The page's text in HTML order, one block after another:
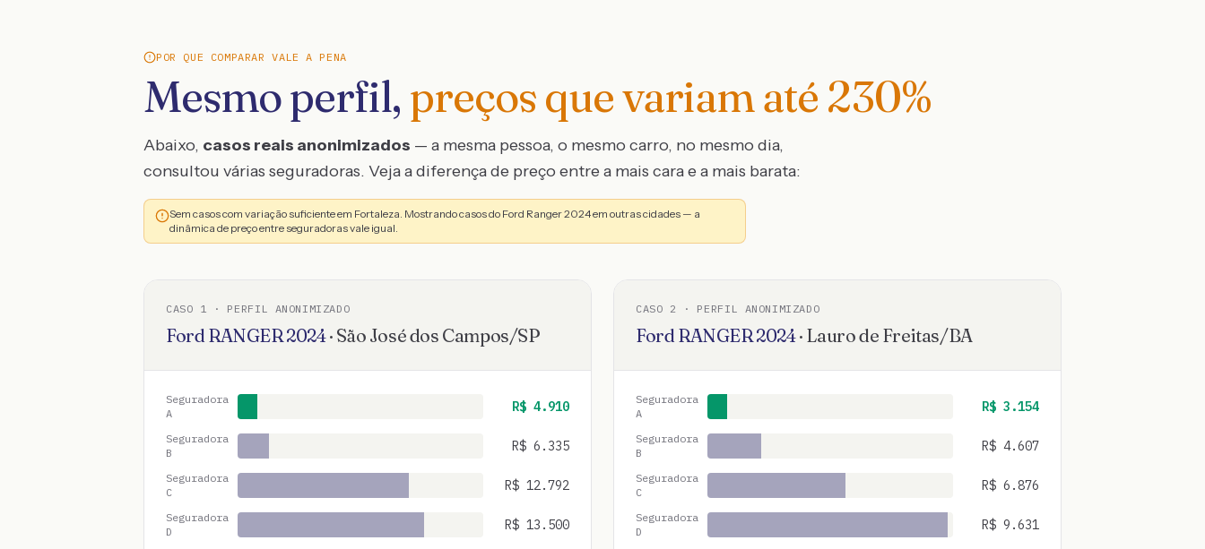
POR QUE COMPARAR VALE A PENA
Mesmo perfil, preços que variam até 230%
Abaixo, casos reais anonimizados — a mesma pessoa, o mesmo carro, no mesmo dia,
consultou várias seguradoras. Veja a diferença de preço entre a mais cara e a mais barata:
Sem casos com variação suficiente em Fortaleza. Mostrando casos do Ford Ranger 2024 em outras cidades — a
dinâmica de preço entre seguradoras vale igual.
CASO 1 · PERFIL ANONIMIZADO
Ford RANGER2024· São José dos Campos/SP
Seguradora
A
R$ 4.910
Seguradora
B
R$ 6.335
Seguradora
C
R$ 12.792
Seguradora
D
R$ 13.500
CASO 2 · PERFIL ANONIMIZADO
Ford RANGER2024· Lauro de Freitas/BA
Seguradora
A
R$ 3.154
Seguradora
B
R$ 4.607
Seguradora
C
R$ 6.876
Seguradora
D
R$ 9.631